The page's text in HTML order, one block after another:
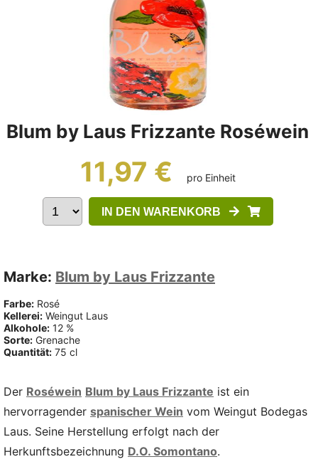
Blum by Laus Frizzante Roséwein
11,97 € pro Einheit
IN DEN WARENKORB
Marke: Blum by Laus Frizzante
Farbe: Rosé
Kellerei: Weingut Laus
Alkohole: 12 %
Sorte: Grenache
Quantität: 75 cl
Der Roséwein Blum by Laus Frizzante ist ein
hervorragender spanischer Wein vom Weingut Bodegas
Laus. Seine Herstellung erfolgt nach der
Herkunftsbezeichnung D.O. Somontano.